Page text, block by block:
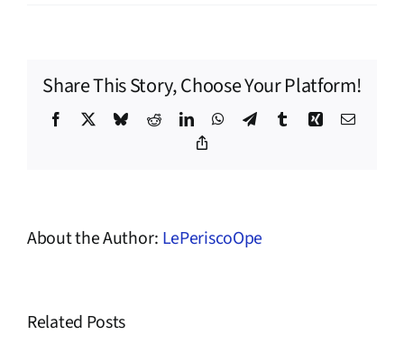
Share This Story, Choose Your Platform!
Facebook BlueskyRedditLinkedInWhatsApp
TelegramTumblrXing Email
About the Author: LePeriscoOpe
Related Posts